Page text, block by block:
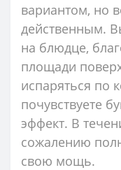
вариантом, но
действенным.
на блюдце,
площади
испаряться по
почувствуете
эффект. В
сожалению
свою мощь.